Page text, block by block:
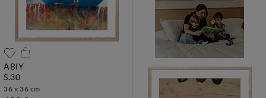
ABIY
s.30
36 x 36 cm